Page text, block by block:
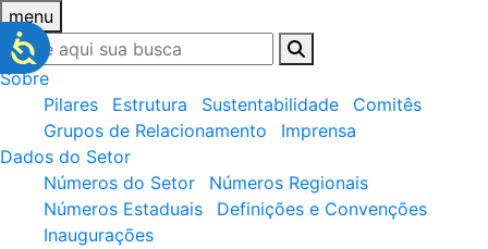
menu
Sobre
Pilares
Estrutura Sustentabilidade
Comitês
Grupos de Relacionamento
Imprensa
Dados do Setor
Números do Setor
Números Regionais
Números Estaduais
Definições e Convenções
Inaugurações